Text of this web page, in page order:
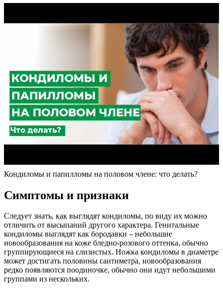
Кондиломы и папилломы на половом члене: что делать?
Симптомы и признаки
Следует знать, как выглядят кондиломы, по виду их можно
отличить от высыпаний другого характера. Генитальные
кондиломы выглядят как бородавки – небольшие
новообразования на коже бледно-розового оттенка, обычно
группирующиеся на слизистых. Ножка кондиломы в диаметре
может достигать половины сантиметра, новообразования
редко появляются поодиночке, обычно они идут небольшими
группами из нескольких.